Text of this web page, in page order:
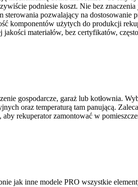
podniesie koszt. Nie bez
pozwalający na dostosowanie
komponentów użytych do produkcji
materiałów, bez certyfikatów,
gospodarcze, garaż lub kotłownia.
oraz temperaturą tam panującą.
rekuperator zamontować w
jak inne modele PRO wszystkie